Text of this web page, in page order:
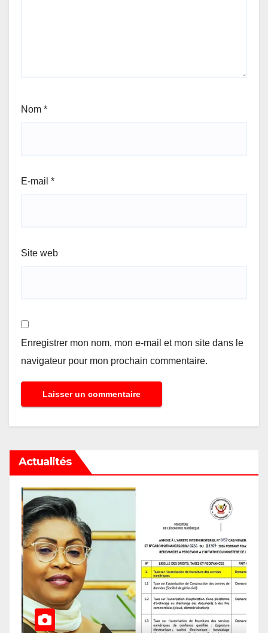
Nom *
E-mail *
Site web
Enregistrer mon nom, mon e-mail et mon site dans le
navigateur pour mon prochain commentaire.
Actualités